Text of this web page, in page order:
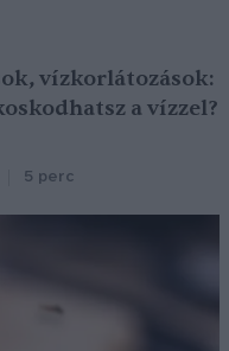
vízkorlátozások:
a vízzel?
5 perc